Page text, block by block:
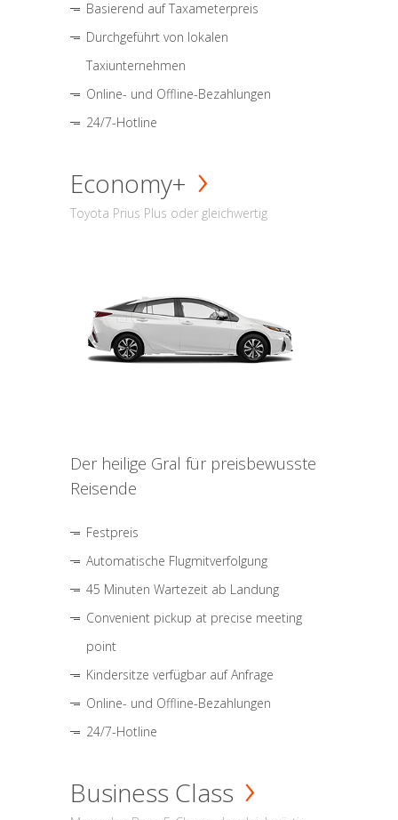
Basierend auf Taxameterpreis
Durchgeführt von lokalen
Taxiunternehmen
Online- und Offline-Bezahlungen
24/7-Hotline
Economy+
Toyota Prius Plus oder gleichwertig
Der heilige Gral für preisbewusste
Reisende
Festpreis
Automatische Flugmitverfolgung
45 Minuten Wartezeit ab Landung
Convenient pickup at precise meeting
point
Kindersitze verfügbar auf Anfrage
Online- und Offline-Bezahlungen
24/7-Hotline
Business Class